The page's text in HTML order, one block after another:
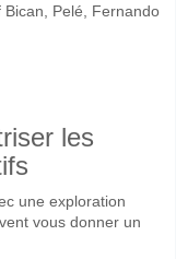
Pelé, Fernando
les
une exploration
vous donner un